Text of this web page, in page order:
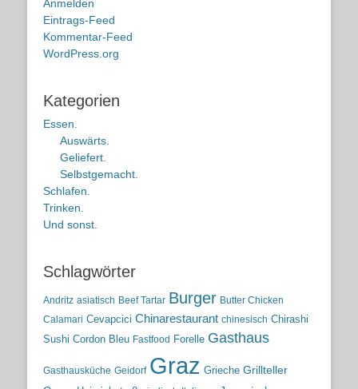
Anmelden
Eintrags-Feed
Kommentar-Feed
WordPress.org
Kategorien
Essen.
Auswärts.
Geliefert.
Selbstgemacht.
Schlafen.
Trinken.
Und sonst.
Schlagwörter
Andritz asiatisch Beef Tartar Burger Butter Chicken
Calamari Cevapcici Chinarestaurant chinesisch Chirashi
Sushi Cordon Bleu Fastfood Forelle Gasthaus
Gasthausküche Geidorf Graz Grieche Grillteller